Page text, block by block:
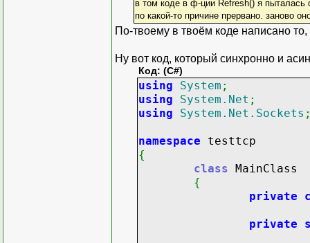
}
{
try
if
(
else
//
в том коде в ф-ции Refresh() я пыталась
по какой-то причине прервано. заново
По-твоему в твоём коде написано
Ну вот код, который синхронно и
Код: (C#)
using System ;
using
System.Net ;
using
System.Net.Sockets
namespace testtcp
{
class MainClass
{
private
private